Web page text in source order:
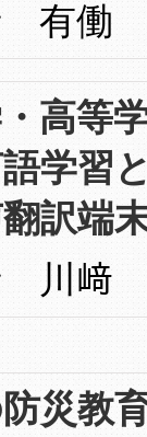
有働
高等
学習
訳端
川﨑
災教